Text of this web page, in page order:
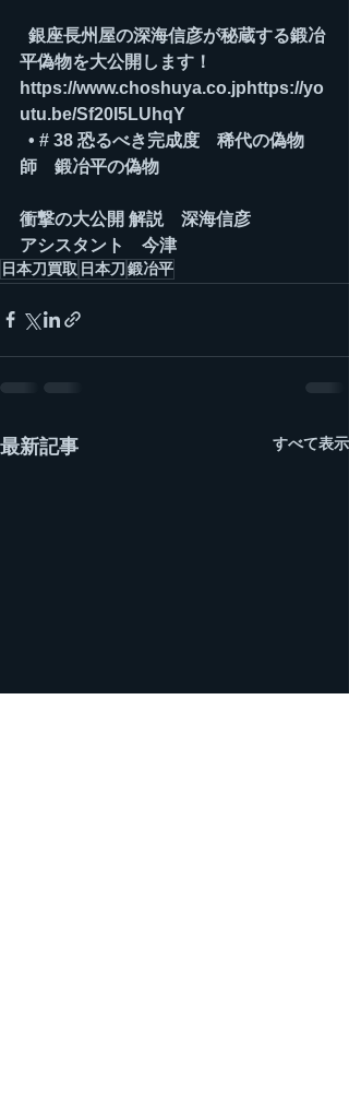
平偽物を大公開します！
https://www.choshuya.co.jphttps://yo
utu.be/Sf20I5LUhqY
師　鍛冶平の偽物
衝撃の大公開 解説　深海信彦
アシスタント　今津
日本刀買取 日本刀鍛冶平
最新記事 すべて表示